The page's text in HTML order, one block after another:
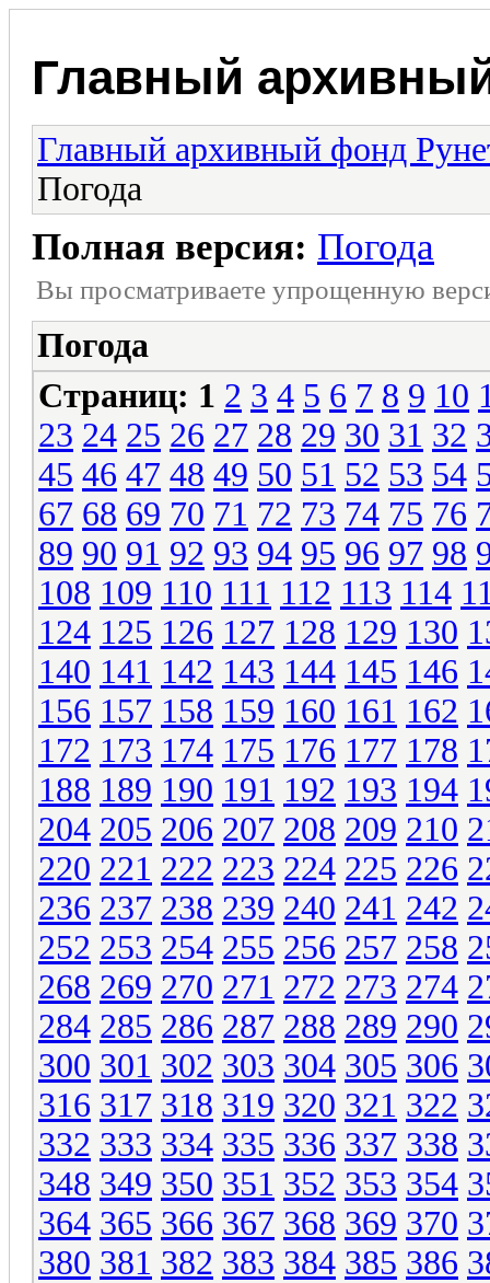
Главный
Главный архивный фонд
Погода
Полная версия: Погода
Вы просматриваете yпpощеннyю
Погода
Страниц: 1 2 3 4 5 6 7 8 9 10
23 24 25 26 27 28 29 30 31 32
45 46 47 48 49 50 51 52 53 54
67 68 69 70 71 72 73 74 75 76
89 90 91 92 93 94 95 96 97 98
108 109 110 111 112 113 114
124 125 126 127 128 129 130
140 141 142 143 144 145 146
156 157 158 159 160 161 162
172 173 174 175 176 177 178
188 189 190 191 192 193 194
204 205 206 207 208 209 210
220 221 222 223 224 225 226
236 237 238 239 240 241 242
252 253 254 255 256 257 258
268 269 270 271 272 273 274
284 285 286 287 288 289 290
300 301 302 303 304 305 306
316 317 318 319 320 321 322
332 333 334 335 336 337 338
348 349 350 351 352 353 354
364 365 366 367 368 369 370
380 381 382 383 384 385 386